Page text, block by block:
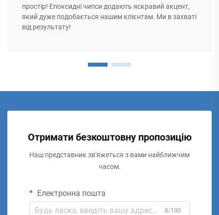
простір! Епоксидні чипси додають яскравий акцент,
який дуже подобається нашим клієнтам. Ми в захваті
від результату!
Отримати безкоштовну пропозицію
Наш представник зв'яжеться з вами найближчим
часом.
Електронна пошта
0/100